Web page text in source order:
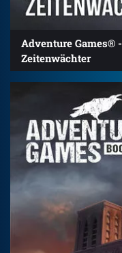
Adventure Games®
Zeitenwächter